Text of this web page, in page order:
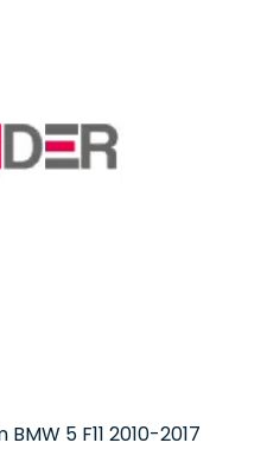
5 F11 2010-2017